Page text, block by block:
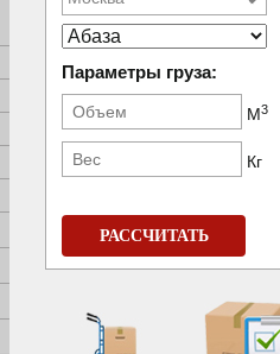
Параметры груза:
М3
Кг
РАССЧИТАТЬ